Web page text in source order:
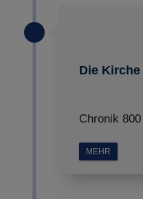
Die
Chronik
MEHR